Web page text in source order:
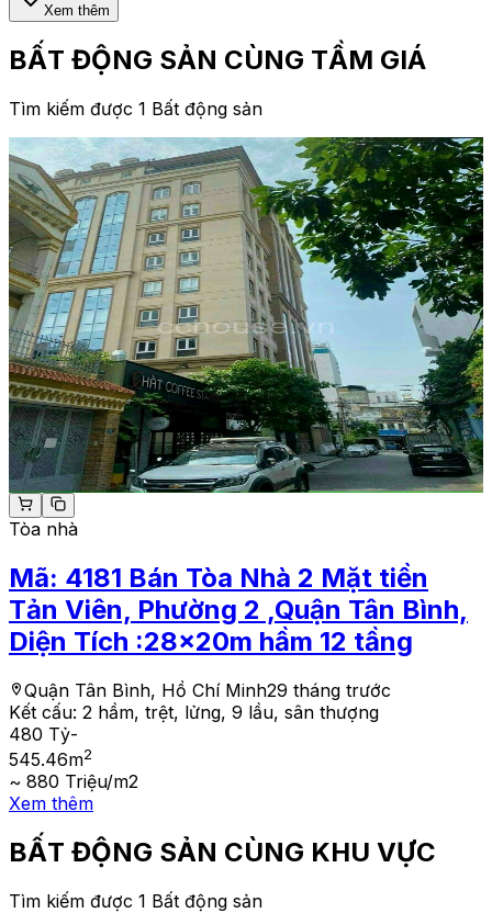
Xem thêm
BẤT ĐỘNG SẢN CÙNG TẦM GIÁ
Tìm kiếm được 1 Bất động sản
Tòa nhà
Mã: 4181 Bán Tòa Nhà 2 Mặt tiền
Tản Viên, Phường 2 ,Quận Tân Bình,
Diện Tích :28x20m hầm 12 tầng
Quận Tân Bình, Hồ Chí Minh29 tháng trước
Kết cấu: 2 hầm, trệt, lửng, 9 lầu, sân thượng
480 Tỷ-
545.46m2
~ 880 Triệu/m2
Xem thêm
BẤT ĐỘNG SẢN CÙNG KHU VỰC
Tìm kiếm được 1 Bất động sản